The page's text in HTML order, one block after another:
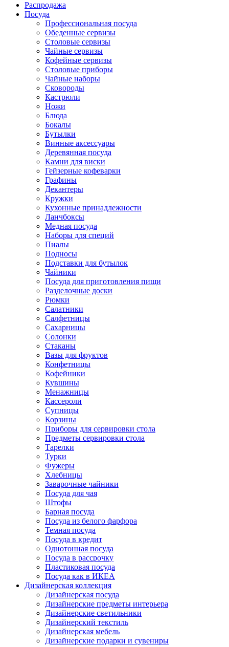
Распродажа
Посуда
Профессиональная посуда
Обеденные сервизы
Столовые сервизы
Чайные сервизы
Кофейные сервизы
Столовые приборы
Чайные наборы
Сковороды
Кастрюли
Ножи
Блюда
Бокалы
Бутылки
Винные аксессуары
Деревянная посуда
Камни для виски
Гейзерные кофеварки
Графины
Декантеры
Кружки
Кухонные принадлежности
Ланчбоксы
Медная посуда
Наборы для специй
Пиалы
Подносы
Подставки для бутылок
Чайники
Посуда для приготовления пищи
Разделочные доски
Рюмки
Салатники
Салфетницы
Сахарницы
Солонки
Стаканы
Вазы для фруктов
Конфетницы
Кофейники
Кувшины
Менажницы
Кассероли
Супницы
Корзины
Приборы для сервировки стола
Предметы сервировки стола
Тарелки
Турки
Фужеры
Хлебницы
Заварочные чайники
Посуда для чая
Штофы
Барная посуда
Посуда из белого фарфора
Темная посуда
Посуда в кредит
Однотонная посуда
Посуда в рассрочку
Пластиковая посуда
Посуда как в ИКЕА
Дизайнерская коллекция
Дизайнерская посуда
Дизайнерские предметы интерьера
Дизайнерские светильники
Дизайнерский текстиль
Дизайнерская мебель
Дизайнерские подарки и сувениры